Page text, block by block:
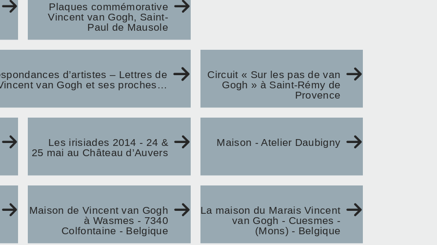
Plaques commémorative
Vincent van Gogh, Saint-
Paul de Mausole
d’artistes – Lettres de
van Gogh et ses proches…
Circuit « Sur les pas de van
Gogh » à Saint-Rémy de
Provence
Les irisiades 2014 - 24 &
25 mai au Château d’Auvers
Maison - Atelier Daubigny
Maison de Vincent van Gogh
à Wasmes - 7340
Colfontaine - Belgique
La maison du Marais Vincent
van Gogh - Cuesmes -
(Mons) - Belgique